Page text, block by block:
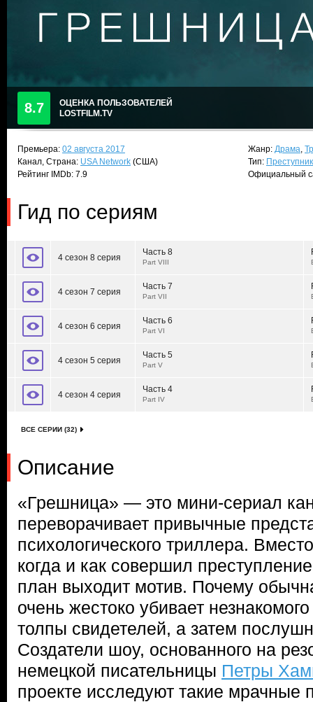
8.7
ОЦЕНКА ПОЛЬЗОВАТЕЛЕЙ
LOSTFILM.TV
Премьера: 02 августа 2017
Канал, Страна: USA Network (США)
Рейтинг IMDb: 7.9
Жанр: Драма,
Тип:
Официальный
Гид по сериям
4 сезон 8 серия
Часть 8
Part VIII
4 сезон 7 серия
Часть 7
Part VII
4 сезон 6 серия
Часть 6
Part VI
4 сезон 5 серия
Часть 5
Part V
4 сезон 4 серия
Часть 4
Part IV
ВСЕ СЕРИИ (32)
Описание
«Грешница» — это мини-сериал
переворачивает привычные
психологического триллера.
когда и как совершил
план выходит мотив. Почему
очень жестоко убивает
толпы свидетелей, а затем
Создатели шоу, основанного на
немецкой писательницы Петры
проекте исследуют такие мрачные